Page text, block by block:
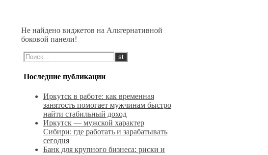
Не найдено виджетов на Альтернативной
боковой панели!
Последние публикации
Иркутск в работе: как временная
занятость помогает мужчинам быстро
найти стабильный доход
Иркутск — мужской характер
Сибири: где работать и зарабатывать
сегодня
Банк для крупного бизнеса: риски и